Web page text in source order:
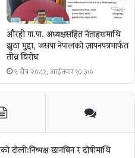
औरही गा.पा. अध्यक्षसहित नेताहरूमाथि
झुठा मुद्दा, जसपा नेपालको ज्ञापनपत्रमार्फत
तीव्र विरोध
९ चैत्र २०८१, आईतवार १०:३७
छानबिन र दोषीमाथि